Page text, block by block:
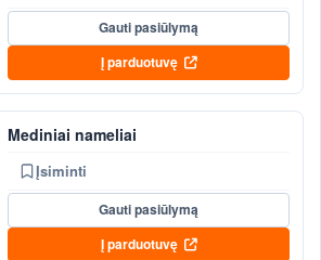
Gauti pasiūlymą
Į parduotuvę
Mediniai nameliai
Įsiminti
Gauti pasiūlymą
Į parduotuvę